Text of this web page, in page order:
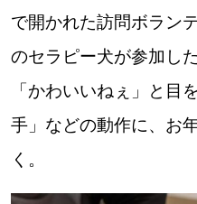
で開かれた訪問ボラン
のセラピー犬が参加し
「かわいいねぇ」と目
手」などの動作に、お
く。